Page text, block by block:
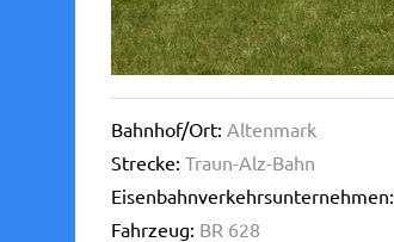
Bahnhof/Ort: Altenmark
Strecke: Traun-Alz-Bahn
Eisenbahnverkehrsunternehmen:
Fahrzeug: BR 628